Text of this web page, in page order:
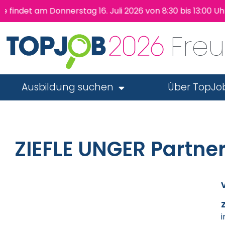
Donnerstag 16. Juli 2026 von 8:30 bis 13:00 Uhr
Ausbildung suchen Über
ZIEFLE UNGER